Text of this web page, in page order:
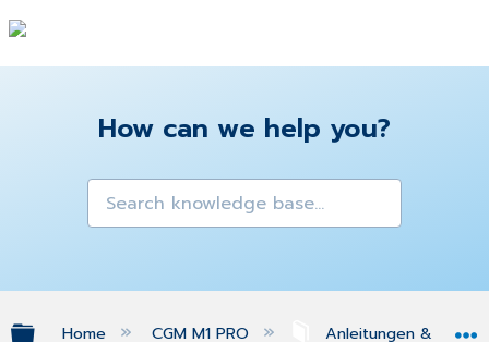
How can we help you?
Expand/collapse global hierarchy
Home CGM M1 PRO Anleitungen &